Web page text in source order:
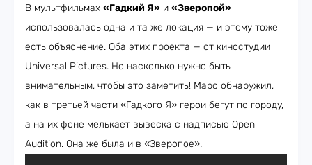
В мультфильмах «Гадкий Я» и «Зверопой»
использовалась одна и та же локация — и этому тоже
есть объяснение. Оба этих проекта — от киностудии
Universal Pictures. Но насколько нужно быть
внимательным, чтобы это заметить! Марс обнаружил,
как в третьей части «Гадкого Я» герои бегут по городу,
а на их фоне мелькает вывеска с надписью Open
Audition. Она же была и в «Зверопое».